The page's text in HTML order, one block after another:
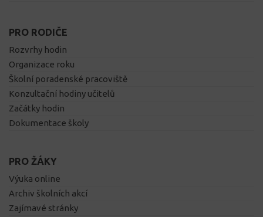
PRO RODIČE
Rozvrhy hodin
Organizace roku
Školní poradenské pracoviště
Konzultační hodiny učitelů
Začátky hodin
Dokumentace školy
PRO ŽÁKY
Výuka online
Archiv školních akcí
Zajímavé stránky